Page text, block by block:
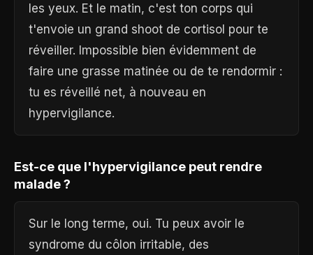
les yeux. Et le matin, c'est ton corps qui
t'envoie un grand shoot de cortisol pour te
réveiller. Impossible bien évidemment de
faire une grasse matinée ou de te rendormir :
tu es réveillé net, à nouveau en
hypervigilance.
Est-ce que l'hypervigilance peut rendre
malade ?
Sur le long terme, oui. Tu peux avoir le
syndrome du côlon irritable, des